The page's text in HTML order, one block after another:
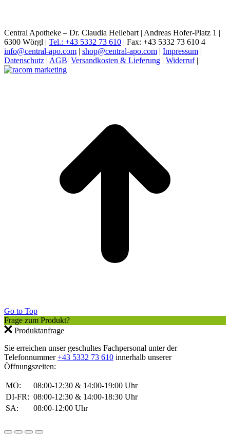
Central Apotheke – Dr. Claudia Hellebart | Andreas Hofer-Platz 1 |
6300 Wörgl | Tel.: +43 5332 73 610 | Fax: +43 5332 73 610 4
info@central-apo.com | shop@central-apo.com | Impressum |
Datenschutz | AGB| Versandkosten & Lieferung | Widerruf|
Go to Top
Frage zum Produkt?
Produktanfrage
Sie erreichen unser geschultes Fachpersonal unter der
Telefonnummer+43 5332 73 610 innerhalb unserer
Öffnungszeiten:
MO:
08:00-12:30 & 14:00-19:00 Uhr
DI-FR: 08:00-12:30 & 14:00-18:30 Uhr
SA:
08:00-12:00 Uhr